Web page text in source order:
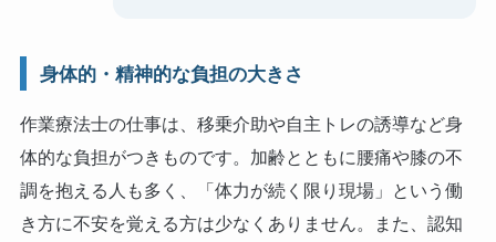
身体的・精神的な負担の大きさ
作業療法士の仕事は、移乗介助や自主トレの誘導など身
体的な負担がつきものです。加齢とともに腰痛や膝の不
調を抱える人も多く、「体力が続く限り現場」という働
き方に不安を覚える方は少なくありません。また、認知